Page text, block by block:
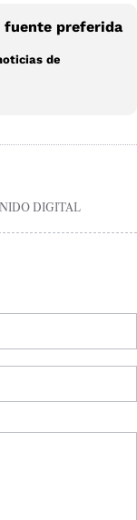
fuente preferida
de
DIGITAL